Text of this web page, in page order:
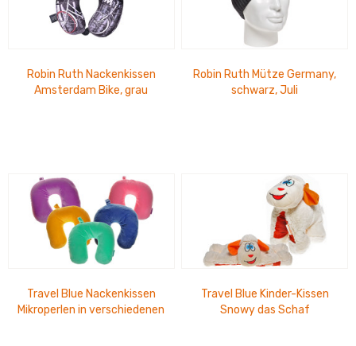
Robin Ruth Nackenkissen
Amsterdam Bike, grau
Robin Ruth Mütze Germany,
schwarz, Juli
Travel Blue Nackenkissen
Mikroperlen in verschiedenen
Travel Blue Kinder-Kissen
Snowy das Schaf